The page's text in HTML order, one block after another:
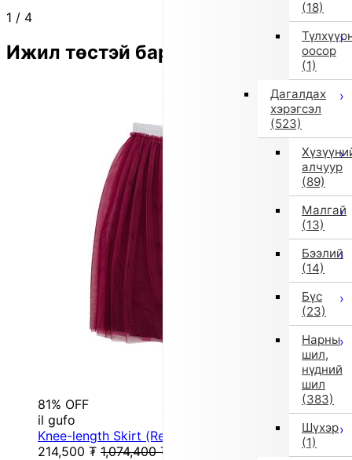
(18)
оосор
(1)
Дагалдах
хэрэгсэл
(523)
алчуур
(89)
Малгай
(13)
Бээлий
(14)
Бүс
(23)
Нарны
шил,
нүдний
шил
(383)
Шүхэр
(1)
1 / 4
Ижил төстэй бараа
81% OFF
il gufo
Knee-length Skirt (Red)
214,500 ₮ 1,074,400 ₮